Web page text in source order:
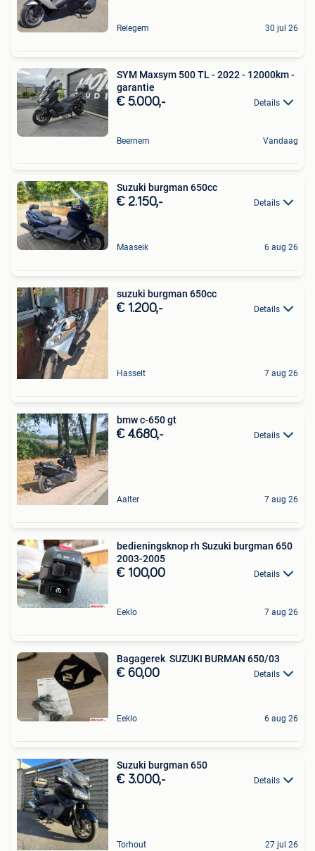
Relegem 30 jul 26
SYM Maxsym 500 TL - 2022 - 12000km -
garantie
€ 5.000,- Details
Beernem Vandaag
Suzuki burgman 650cc
€ 2.150,- Details
Maaseik 6 aug 26
suzuki burgman 650cc
€ 1.200,- Details
Hasselt 7 aug 26
bmw c-650 gt
€ 4.680,- Details
Aalter 7 aug 26
bedieningsknop rh Suzuki burgman 650
2003-2005
€ 100,00 Details
Eeklo 7 aug 26
Bagagerek SUZUKI BURMAN 650/03
€ 60,00 Details
Eeklo 6 aug 26
Suzuki burgman 650
€ 3.000,- Details
Torhout 27 jul 26